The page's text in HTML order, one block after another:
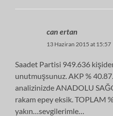
can ertan
13 Haziran 2015 at 15:57
Saadet Partisi 949.636
unutmuşsunuz. AKP %
analizinizde ANADOLU
rakam epey eksik. TOPLAM
yakın…sevgilerimle…